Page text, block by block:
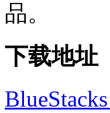
品。
下载地址